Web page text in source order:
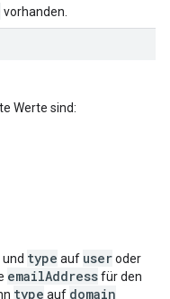
vorhanden.
Werte sind:
type auf useroder
emailAddressfür den
type auf domain